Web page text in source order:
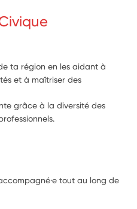
ta région en les aidant à
et à maîtriser des
grâce à la diversité des
tout au long de